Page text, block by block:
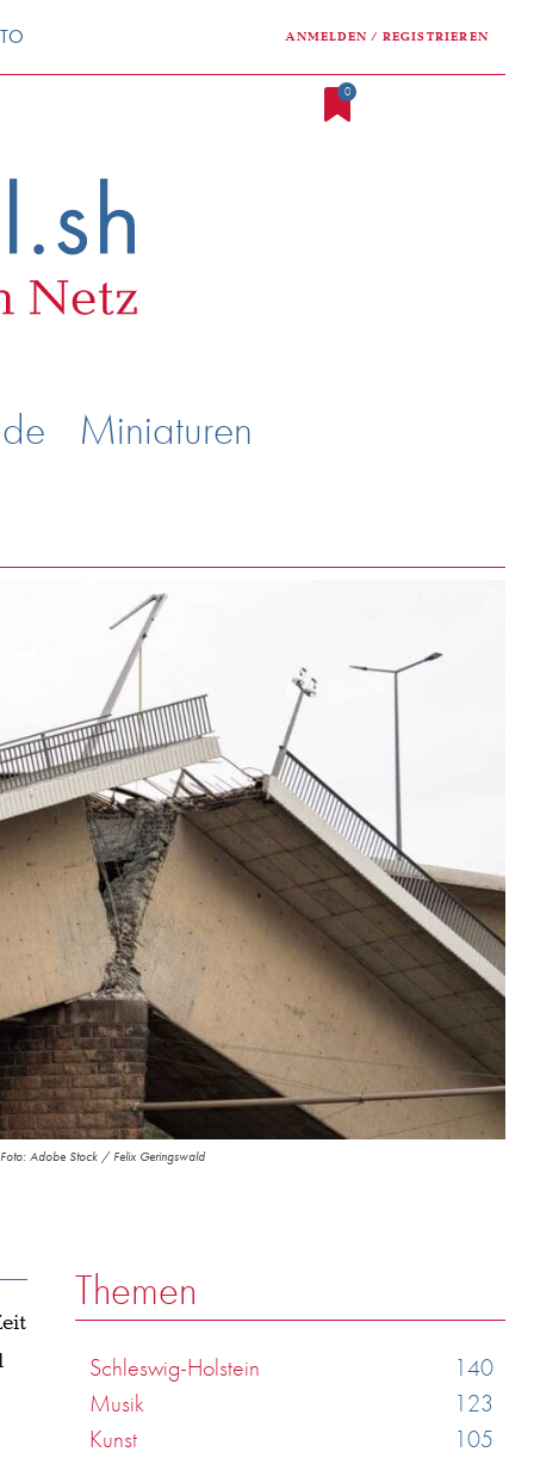
ANMELDEN / REGISTRIEREN
0
Miniaturen
Foto: Adobe Stock / Felix Geringswald
Themen
Schleswig-Holstein
140
Musik
123
Kunst
105